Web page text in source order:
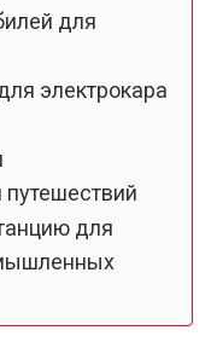
для
электрокара
для